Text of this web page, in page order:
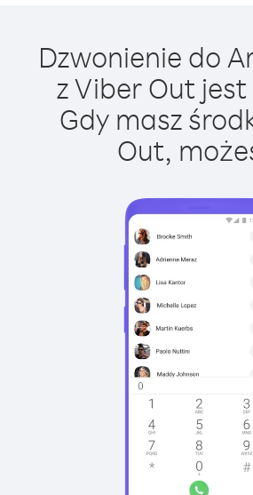
Dzwonienie do
z Viber Out
Gdy masz
Out,